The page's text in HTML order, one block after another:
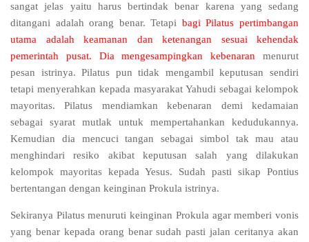
sangat jelas yaitu harus bertindak benar karena yang sedang
ditangani adalah orang benar. Tetapi bagi Pilatus pertimbangan
utama adalah keamanan dan ketenangan sesuai kehendak
pemerintah pusat. Dia mengesampingkan kebenaran menurut
pesan istrinya. Pilatus pun tidak mengambil keputusan sendiri
tetapi menyerahkan kepada masyarakat Yahudi sebagai kelompok
mayoritas. Pilatus mendiamkan kebenaran demi kedamaian
sebagai syarat mutlak untuk mempertahankan kedudukannya.
Kemudian dia mencuci tangan sebagai simbol tak mau atau
menghindari resiko akibat keputusan salah yang dilakukan
kelompok mayoritas kepada Yesus. Sudah pasti sikap Pontius
bertentangan dengan keinginan Prokula istrinya.
Sekiranya Pilatus menuruti keinginan Prokula agar memberi vonis
yang benar kepada orang benar sudah pasti jalan ceritanya akan